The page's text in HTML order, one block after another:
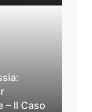
– Il Caso